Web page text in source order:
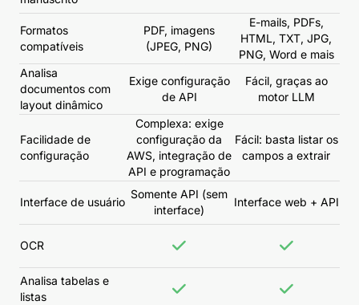
Formatos
compatíveis
PDF, imagens
(JPEG, PNG)
E-mails, PDFs,
HTML, TXT, JPG,
PNG, Word e mais
Analisa
documentos com
layout dinâmico
Exige configuração
de API
Fácil, graças ao
motor LLM
Facilidade de
configuração
Complexa: exige
configuração da
AWS, integração de
API e programação
Fácil: basta listar os
campos a extrair
Interface de usuário
Somente API (sem
interface)
Interface web + API
OCR
Analisa tabelas e
listas